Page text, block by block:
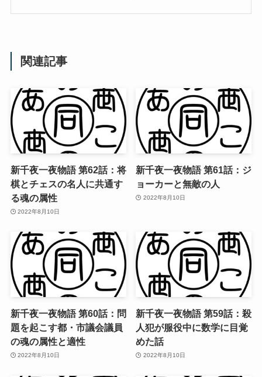
関連記事
新千夜一夜物語 第62話：将
棋とチェスの名人に共通す
る魂の属性
2022年8月10日
新千夜一夜物語 第61話：ジ
ョーカーと無敵の人
2022年8月10日
新千夜一夜物語 第60話：問
題を起こす都・市議会議員
の魂の属性と適性
2022年8月10日
新千夜一夜物語 第59話：殺
人犯が服役中に数学に目覚
めた話
2022年8月10日